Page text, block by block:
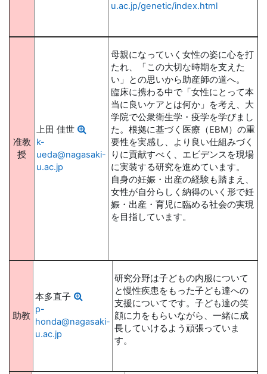
u.ac.jp/genetic/index.html
准教
授
上田 佳世
k-
ueda@nagasaki-
u.ac.jp
母親になっていく女性の姿に心を打
たれ、「この大切な時期を支えた
い」との思いから助産師の道へ。
臨床に携わる中で「女性にとって本
当に良いケアとは何か」を考え、大
学院で公衆衛生学・疫学を学びまし
た。根拠に基づく医療（EBM）の重
要性を実感し、より良い仕組みづく
りに貢献すべく、エビデンスを現場
に実装する研究を進めています。
自身の妊娠・出産の経験も踏まえ、
女性が自分らしく納得のいく形で妊
娠・出産・育児に臨める社会の実現
を目指しています。
助教
本多直子
p-
honda@nagasaki-
u.ac.jp
研究分野は子どもの内服について
と慢性疾患をもった子ども達への
支援についてです。子ども達の笑
顔に力をもらいながら、一緒に成
長していけるよう頑張っていま
す。